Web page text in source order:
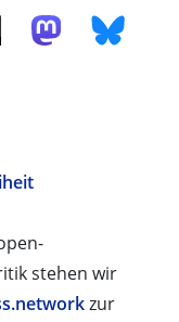
stehen wir
zur